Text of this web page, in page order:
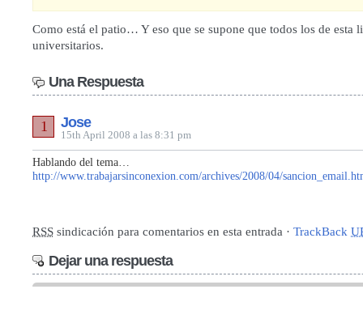
Como está el patio… Y eso que se supone que todos los de esta
universitarios.
Una Respuesta
Jose
15th April 2008 a las 8:31 pm
1
Hablando del tema…
http://www.trabajarsinconexion.com/archives/2008/04/
RSS sindicación para comentarios en esta entrada · TrackBack
Dejar una respuesta